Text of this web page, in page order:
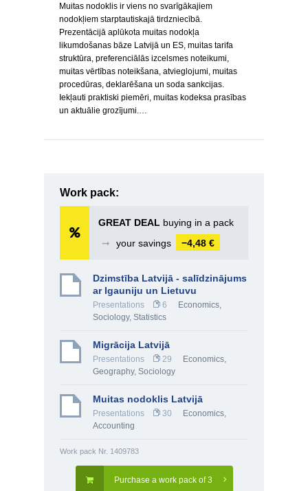
Muitas nodoklis ir viens no svarīgākajiem
nodokļiem starptautiskajā tirdzniecībā.
Prezentācijā aplūkota muitas nodokļa
likumdošanas bāze Latvijā un ES, muitas tarifa
struktūra, preferenciālās izcelsmes noteikumi,
muitas vērtības noteikšana, atvieglojumi, muitas
procedūras, deklarēšana un soda sankcijas.
Iekļauti praktiski piemēri, muitas kodeksa prasības
un aktuālie grozījumi.…
Work pack:
GREAT DEAL buying in a pack
➞
your savings −4,48 €
Dzimstība Latvijā - salīdzinājums
ar Igauniju un Lietuvu
Presentations 6 Economics,
Sociology, Statistics
Migrācija Latvijā
Presentations 29 Economics,
Geography, Sociology
Muitas nodoklis Latvijā
Presentations 30 Economics,
Accounting
Work pack Nr. 1409783
Purchase a work pack of 3